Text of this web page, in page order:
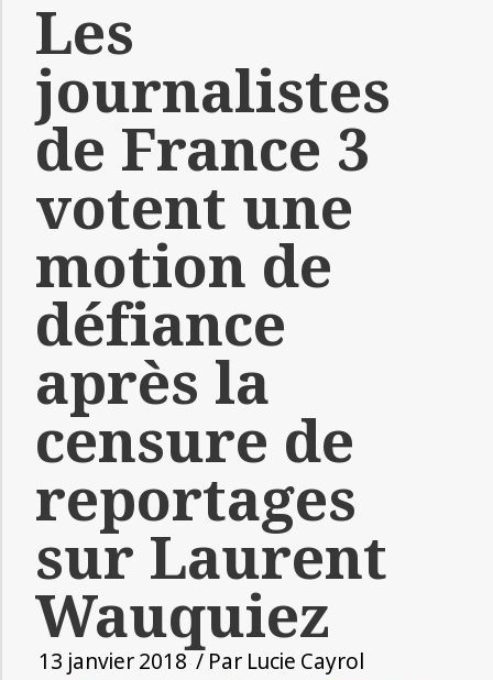
Les
journalistes
de France 3
votent une
motion de
défiance
après la
censure de
reportages
sur Laurent
Wauquiez
13 janvier 2018 / Par Lucie Cayrol